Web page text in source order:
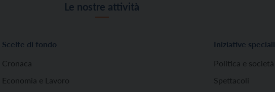
Le nostre attività
Scelte di fondo
Cronaca
Economia e Lavoro
Iniziative speciali
Politica e società
Spettacoli